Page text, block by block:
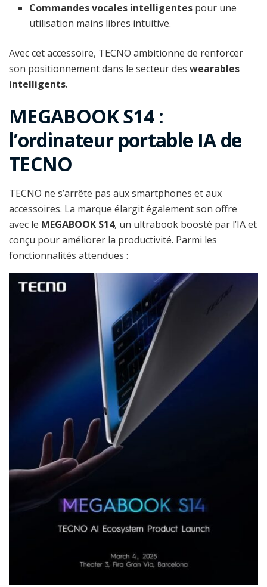
Commandes vocales intelligentes pour une
utilisation mains libres intuitive.
Avec cet accessoire, TECNO ambitionne de renforcer
son positionnement dans le secteur des wearables
intelligents.
MEGABOOK S14 :
l’ordinateur portable IA de
TECNO
TECNO ne s’arrête pas aux smartphones et aux
accessoires. La marque élargit également son offre
avec le MEGABOOK S14, un ultrabook boosté par l’IA et
conçu pour améliorer la productivité. Parmi les
fonctionnalités attendues :